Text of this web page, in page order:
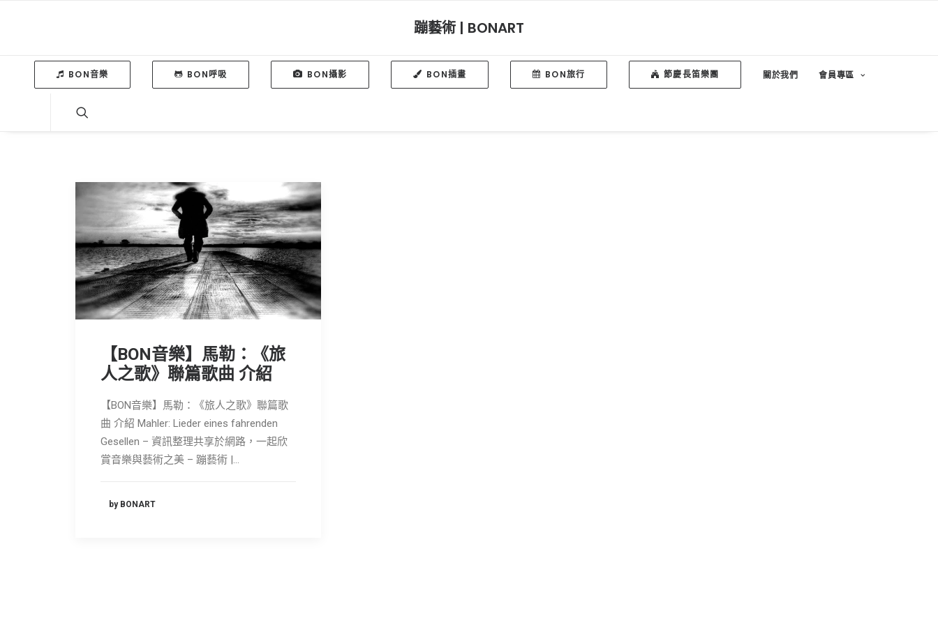
蹦藝術 | BONART
BON音樂 BON呼吸 BON攝影 BON插畫 BON旅行 節慶長笛樂團 關於我們 會員專區
【BON音樂】馬勒：《旅
人之歌》聯篇歌曲 介紹
【BON音樂】馬勒：《旅人之歌》聯篇歌
曲 介紹 Mahler: Lieder eines fahrenden
Gesellen – 資訊整理共享於網路，一起欣
賞音樂與藝術之美 – 蹦藝術 |…
by BONART